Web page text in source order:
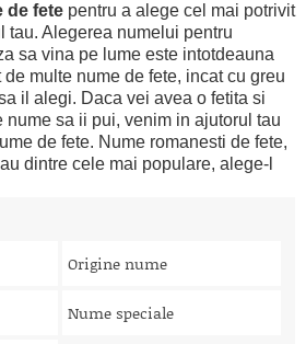
de fete pentru a alege cel mai potrivit
tau. Alegerea numelui pentru
sa vina pe lume este intotdeauna
multe nume de fete, incat cu greu
il alegi. Daca vei avea o fetita si
nume sa ii pui, venim in ajutorul tau
de fete. Nume romanesti de fete,
dintre cele mai populare, alege-l
Origine nume
Nume speciale